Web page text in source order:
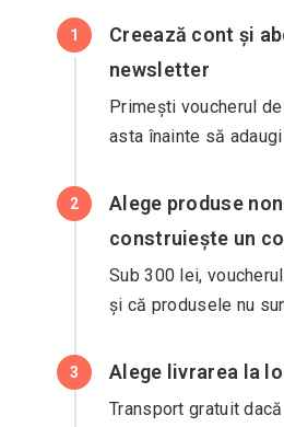
1
Creează cont și
newsletter
Primești voucherul
asta înainte să
2
Alege produse
construiește un
Sub 300 lei,
și că produsele nu
3 Alege livrarea la
Transport gratuit